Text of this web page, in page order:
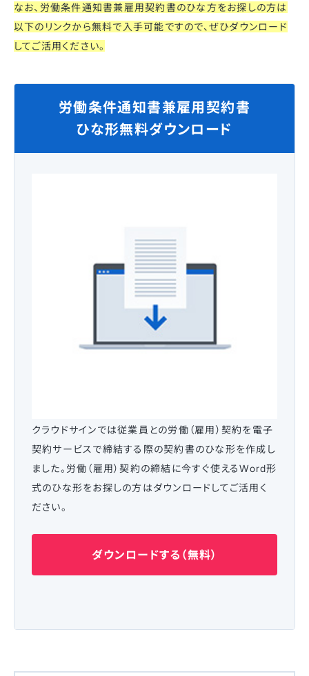
なお、労働条件通知書兼雇用契約書のひな方をお探しの方は
以下のリンクから無料で入手可能ですので、ぜひダウンロード
してご活用ください。
労働条件通知書兼雇用契約書
ひな形無料ダウンロード
クラウドサインでは従業員との労働（雇用）契約を電子
契約サービスで締結する際の契約書のひな形を作成し
ました。労働（雇用）契約の締結に今すぐ使えるWord形
式のひな形をお探しの方はダウンロードしてご活用く
ださい。
ダウンロードする（無料）